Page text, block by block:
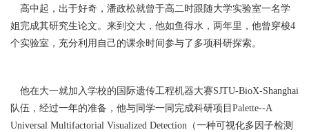
高中起，出于好奇，潘政松就曾于高二时跟随大学实验室一名学
姐完成其研究生论文。来到交大，他如鱼得水，两年里，他曾穿梭4
个实验室，充分利用自己的课余时间参与了多项科研探索。
他在大一就加入学校的国际遗传工程机器大赛SJTU-BioX-Shanghai
队伍，经过一年的准备，他与同学一同完成科研项目Palette--A
Universal Multifactorial Visualized Detection（一种可视化多因子检测